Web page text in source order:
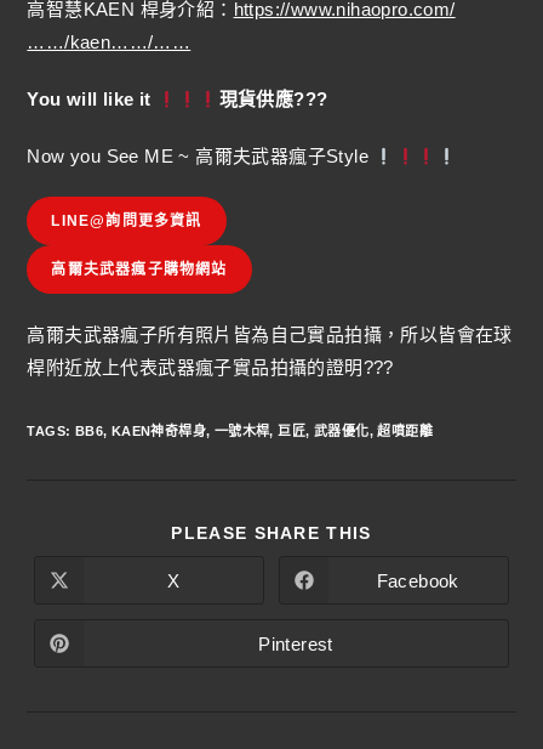
高智慧KAEN 桿身介紹： https://www.nihaopro.com/
……/kaen……/……
You will like it 現貨供應???
Now you See ME ~ 高爾夫武器瘋子Style
LINE@詢問更多資訊
高爾夫武器瘋子購物網站
高爾夫武器瘋子所有照片皆為自己實品拍攝，所以皆會在球
桿附近放上代表武器瘋子實品拍攝的證明???
TAGS: BB6, KAEN神奇桿身, 一號木桿, 巨匠, 武器優化, 超噴距離
PLEASE SHARE THIS
X Facebook
Pinterest